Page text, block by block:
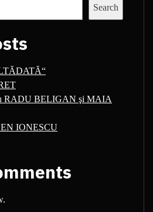
Search
RADU BELIGAN şi MAIA
IONESCU